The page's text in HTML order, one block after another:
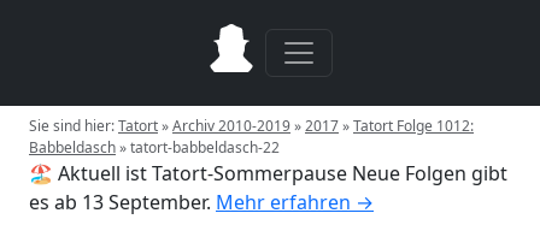
Sie sind hier:Tatort»Archiv 2010-2019»2017»Tatort Folge 1012:
Babbeldasch»tatort-babbeldasch-22
🏖️ Aktuell ist Tatort-Sommerpause Neue Folgen gibt
es ab 13 September. Mehr erfahren →